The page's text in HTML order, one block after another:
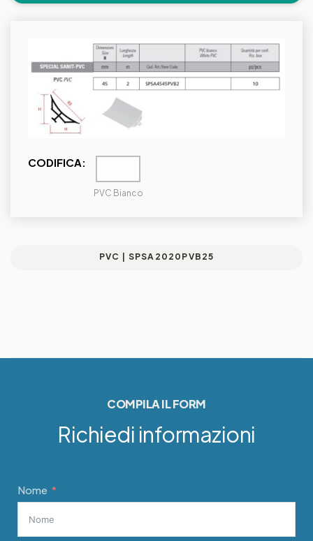
PVC | SPSA2020PVB25
CODIFICA:
PVC Bianco
Richiedi informazioni
COMPILA IL FORM
Nome